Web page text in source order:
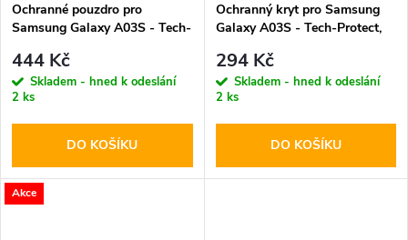
Ochranné pouzdro pro
Samsung Galaxy A03S - Tech-
444 Kč
Skladem - hned k odeslání
2 ks
DO KOŠÍKU
Ochranný kryt pro Samsung
Galaxy A03S - Tech-Protect,
294 Kč
Skladem - hned k odeslání
2 ks
DO KOŠÍKU
Akce